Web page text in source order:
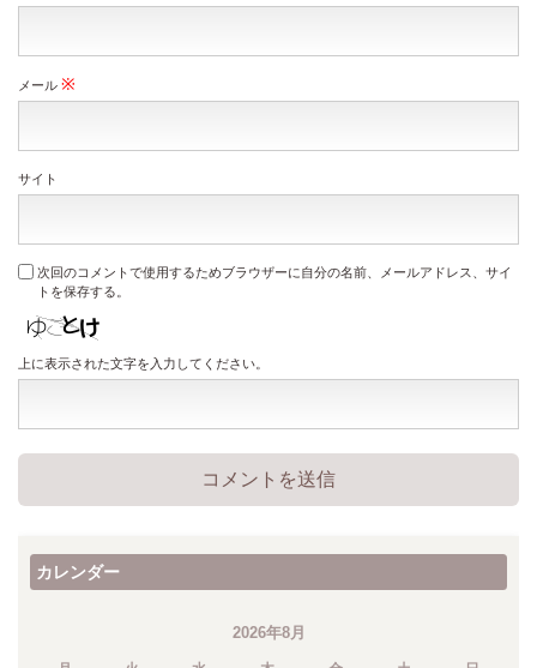
メール ※
サイト
次回のコメントで使用するためブラウザーに自分の名前、メールアドレス、サイ
トを保存する。
上に表示された文字を入力してください。
カレンダー
2026年8月